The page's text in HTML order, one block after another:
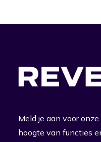
Meld je aan voor
hoogte van functies